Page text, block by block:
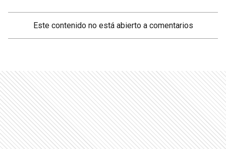
Este contenido no está abierto a comentarios